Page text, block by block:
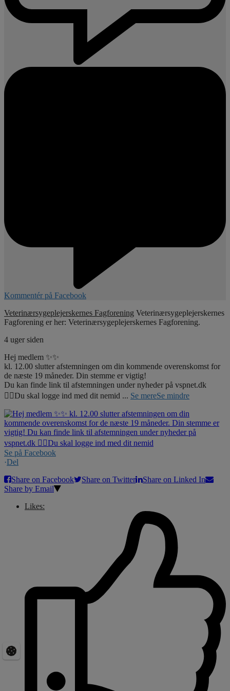
Kommentér på Facebook
Veterinærsygeplejerskernes Fagforening Veterinærsygeplejerskernes
Fagforening er her: Veterinærsygeplejerskernes Fagforening.
4 uger siden
Hej medlem ✨✨
kl. 12.00 slutter afstemningen om din kommende overenskomst for
de næste 19 måneder. Din stemme er vigtig!
Du kan finde link til afstemningen under nyheder på vspnet.dk
☝🏼Du skal logge ind med dit nemid ... Se mereSe mindre
Se på Facebook
·Del
Share on Facebook
Share on Twitter
Share on Linked In
Share by Email
Likes: